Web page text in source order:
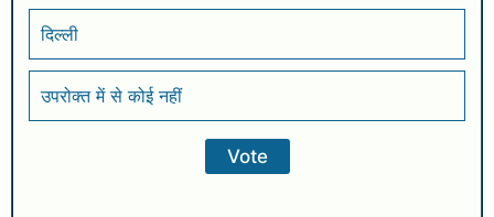
दिल्ली
उपरोक्त में से कोई नहीं